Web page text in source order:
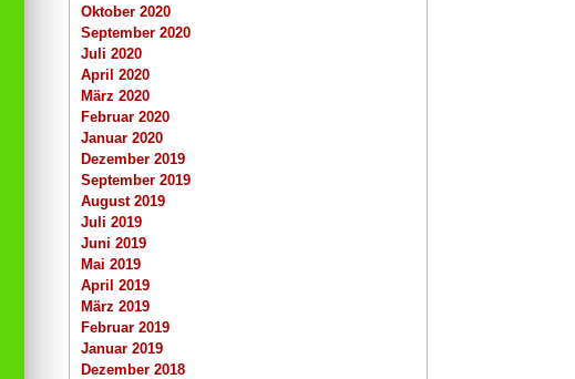
Oktober 2020
September 2020
Juli 2020
April 2020
März 2020
Februar 2020
Januar 2020
Dezember 2019
September 2019
August 2019
Juli 2019
Juni 2019
Mai 2019
April 2019
März 2019
Februar 2019
Januar 2019
Dezember 2018